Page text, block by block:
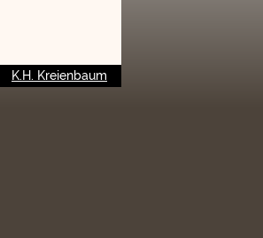
K.H. Kreienbaum